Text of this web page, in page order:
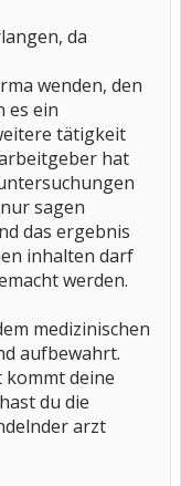
da
wenden, den
es ein
tätigkeit
hat
sagen
das ergebnis
inhalten darf
werden.
medizinischen
aufbewahrt.
kommt deine
du die
arzt